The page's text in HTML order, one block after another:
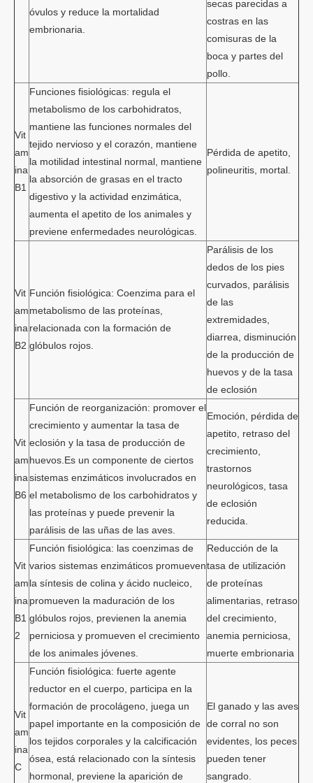
óvulos y reduce la mortalidad
embrionaria.
secas parecidas a
costras en las
comisuras de la
boca y partes del
pollo.
Vit
am
ina
B1
Funciones fisiológicas: regula el
metabolismo de los carbohidratos,
mantiene las funciones normales del
tejido nervioso y el corazón, mantiene
la motilidad intestinal normal, mantiene
la absorción de grasas en el tracto
digestivo y la actividad enzimática,
aumenta el apetito de los animales y
previene enfermedades neurológicas.
Pérdida de apetito,
polineuritis, mortal.
Vit
am
ina
B2
Función fisiológica: Coenzima para el
metabolismo de las proteínas,
relacionada con la formación de
glóbulos rojos.
Parálisis de los
dedos de los pies
curvados, parálisis
de las
extremidades,
diarrea, disminución
de la producción de
huevos y de la tasa
de eclosión
Vit
am
ina
B6
Función de reorganización: promover el
crecimiento y aumentar la tasa de
eclosión y la tasa de producción de
huevos.Es un componente de ciertos
sistemas enzimáticos involucrados en
el metabolismo de los carbohidratos y
las proteínas y puede prevenir la
parálisis de las uñas de las aves.
Emoción, pérdida de
apetito, retraso del
crecimiento,
trastornos
neurológicos, tasa
de eclosión
reducida.
Vit
am
ina
B1
2
Función fisiológica: las coenzimas de
varios sistemas enzimáticos promueven
la síntesis de colina y ácido nucleico,
promueven la maduración de los
glóbulos rojos, previenen la anemia
perniciosa y promueven el crecimiento
de los animales jóvenes.
Reducción de la
tasa de utilización
de proteínas
alimentarias, retraso
del crecimiento,
anemia perniciosa,
muerte embrionaria
Vit
am
ina
C
Función fisiológica: fuerte agente
reductor en el cuerpo, participa en la
formación de procolágeno, juega un
papel importante en la composición de
los tejidos corporales y la calcificación
ósea, está relacionado con la síntesis
hormonal, previene la aparición de
El ganado y las aves
de corral no son
evidentes, los peces
pueden tener
sangrado.